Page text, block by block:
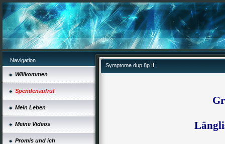
Navigation
Willkommen
Spendenaufruf
Mein Leben
Meine Videos
Promis und ich
Symptome dup 8p II